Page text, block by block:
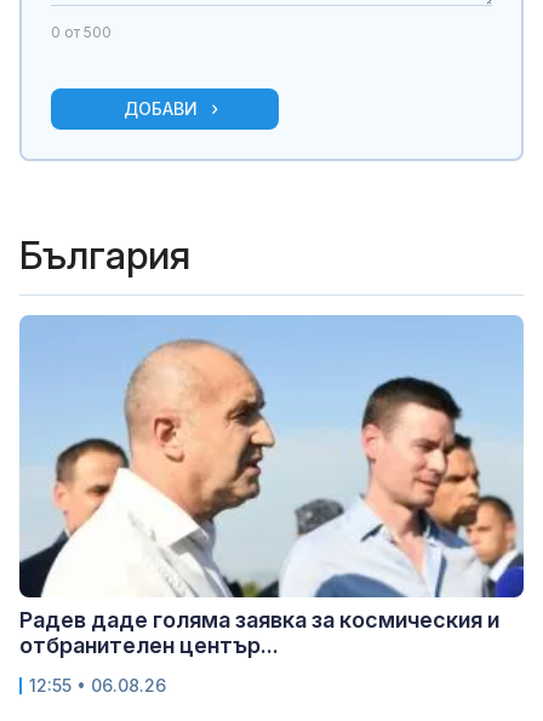
0 от 500
ДОБАВИ
България
Радев даде голяма заявка за космическия и
отбранителен център...
12:55 • 06.08.26